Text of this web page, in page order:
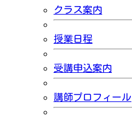
クラス案内
授業日程
受講申込案内
講師プロフィール